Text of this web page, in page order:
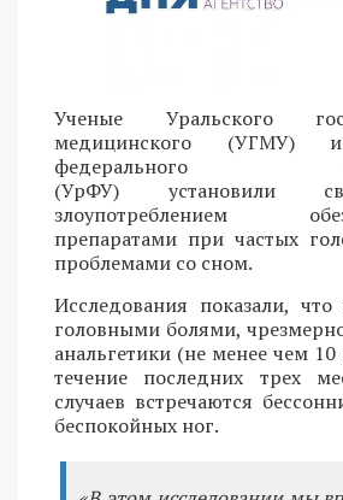
Ученые Уральского
медицинского (УГМУ) и
федерального
(УрФУ) установили
злоупотреблением
препаратами при частых
проблемами со сном.
Исследования показали,
головными болями,
анальгетики (не менее чем
течение последних трех
случаев встречаются
беспокойных ног.